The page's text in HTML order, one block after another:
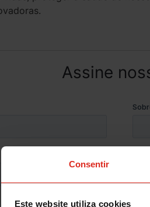
Consentir
Este website utiliza cookies
Assine